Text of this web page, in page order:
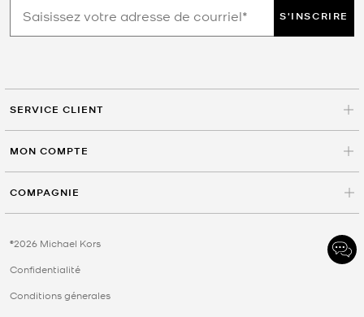
S'INSCRIRE
SERVICE CLIENT
MON COMPTE
COMPAGNIE
©2026 Michael Kors
Confidentialité
Conditions génerales